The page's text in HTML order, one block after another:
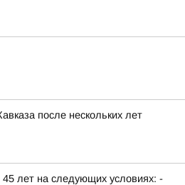
после нескольких лет
лет на следующих условиях: -